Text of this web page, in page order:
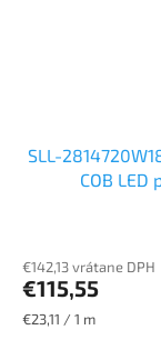
SLL-
COB
€142,13 vrátane DPH
€115,55
Jednotková
€23,11 / 1 m